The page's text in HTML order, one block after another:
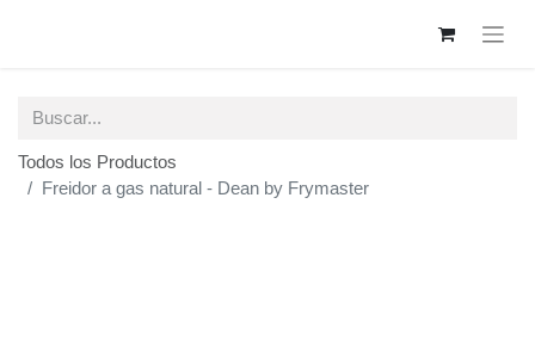
Todos los Productos
Freidor a gas natural - Dean by Frymaster